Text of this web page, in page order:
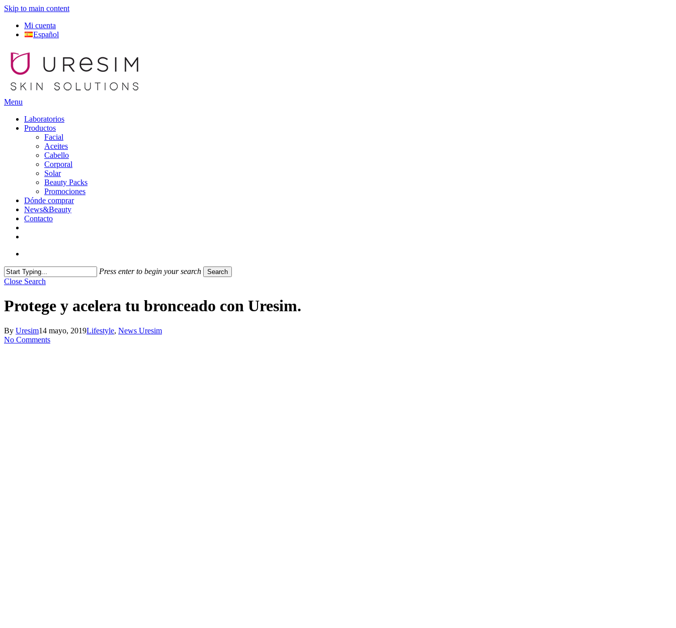
Skip to main content
Mi cuenta
Español
Menu
Laboratorios
Productos
Facial
Aceites
Cabello
Corporal
Solar
Beauty Packs
Promociones
Dónde comprar
News&Beauty
Contacto
Press enter to begin your search Search
Close Search
Protege y acelera tu bronceado con Uresim.
By Uresim14 mayo, 2019Lifestyle, News Uresim
No Comments